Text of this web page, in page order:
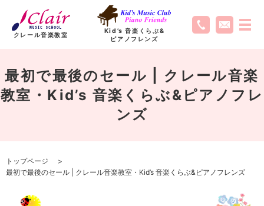
クレール音楽教室
Kid’s 音楽くらぶ&
ピアノフレンズ
最初で最後のセール | クレール音楽
教室・Kid’s 音楽くらぶ&ピアノフレ
ンズ
トップページ
最初で最後のセール | クレール音楽教室・Kid’s 音楽くらぶ&ピアノフレンズ